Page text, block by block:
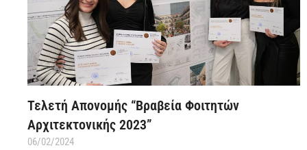
Τελετή Απονομής “Βραβεία Φοιτητών
Αρχιτεκτονικής 2023”
06/02/2024